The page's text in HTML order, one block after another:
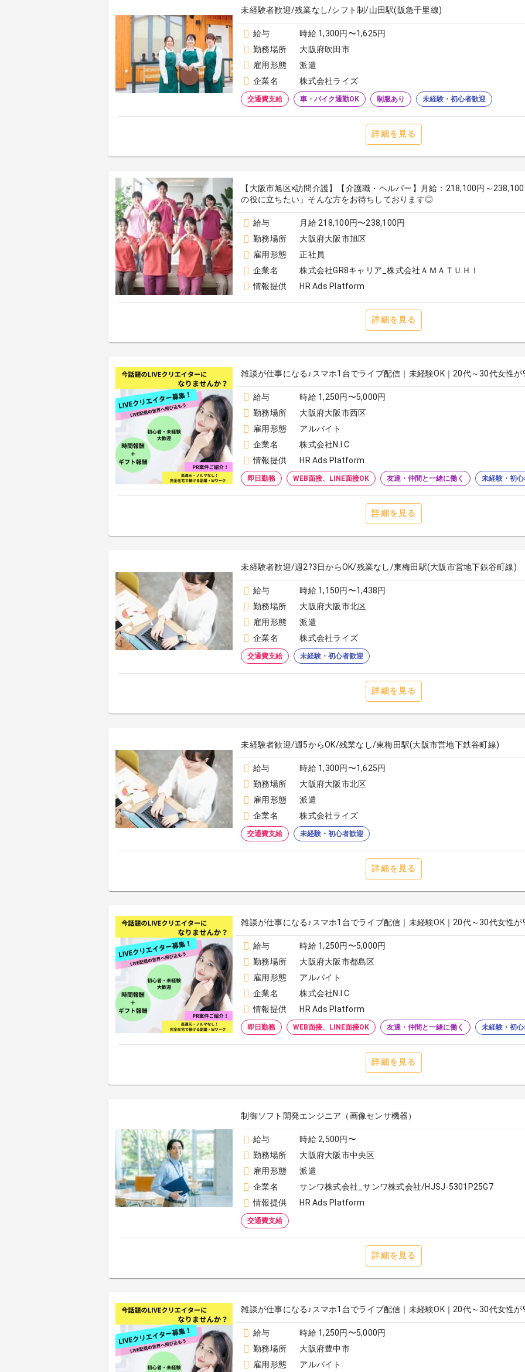
未経験者歓迎/残業なし/シフト制/山田駅(阪急千里線)
給与
時給 1,300円〜1,625円
勤務場所
大阪府吹田市
雇用形態
派遣
企業名
株式会社ライズ
交通費支給 車・バイク通勤OK 制服あり 未経験・初心者歓迎
詳細を見る
【大阪市旭区×訪問介護】【介護職・ヘルパー】月給：218,100円～
の役に立ちたい」そんな方をお待ちしております◎
給与
月給 218,100円〜238,100円
勤務場所
大阪府大阪市旭区
雇用形態
正社員
企業名
株式会社GR8キャリア_株式会社ＡＭＡＴＵＨＩ
情報提供
HR Ads Platform
詳細を見る
雑談が仕事になる♪スマホ1台でライブ配信｜未経験OK｜20代～30代女性が
給与
時給 1,250円〜5,000円
勤務場所
大阪府大阪市西区
雇用形態
アルバイト
企業名
株式会社N.I.C
情報提供
HR Ads Platform
即日勤務 WEB面接、LINE面接OK 友達・仲間と一緒に働く 未経験・初
詳細を見る
未経験者歓迎/週2?3日からOK/残業なし/東梅田駅(大阪市営地下鉄谷町線)
給与
時給 1,150円〜1,438円
勤務場所
大阪府大阪市北区
雇用形態
派遣
企業名
株式会社ライズ
交通費支給 未経験・初心者歓迎
詳細を見る
未経験者歓迎/週5からOK/残業なし/東梅田駅(大阪市営地下鉄谷町線)
給与
時給 1,300円〜1,625円
勤務場所
大阪府大阪市北区
雇用形態
派遣
企業名
株式会社ライズ
交通費支給 未経験・初心者歓迎
詳細を見る
雑談が仕事になる♪スマホ1台でライブ配信｜未経験OK｜20代～30代女性が
給与
時給 1,250円〜5,000円
勤務場所
大阪府大阪市都島区
雇用形態
アルバイト
企業名
株式会社N.I.C
情報提供
HR Ads Platform
即日勤務 WEB面接、LINE面接OK 友達・仲間と一緒に働く 未経験・初
詳細を見る
制御ソフト開発エンジニア（画像センサ機器）
給与
時給 2,500円〜
勤務場所
大阪府大阪市中央区
雇用形態
派遣
企業名
サンワ株式会社_サンワ株式会社/HJSJ-5301P25G7
情報提供
HR Ads Platform
交通費支給
詳細を見る
雑談が仕事になる♪スマホ1台でライブ配信｜未経験OK｜20代～30代女性が
給与
時給 1,250円〜5,000円
勤務場所
大阪府豊中市
雇用形態
アルバイト